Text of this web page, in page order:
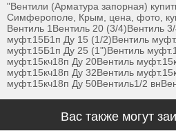
"Вентили (Арматура запорная)
Симферополе, Крым, цена, фото,
Вентиль 1Вентиль 20 (3/4)Вентиль
муфт.15Б1п Ду 15 (1/2)Вентиль
муфт.15Б1п Ду 25 (1")Вентиль
муфт.15кч18п Ду 20Вентиль
муфт.15кч18п Ду 32Вентиль
муфт.15кч18п Ду 50Вентиль1/2
Вас также могут